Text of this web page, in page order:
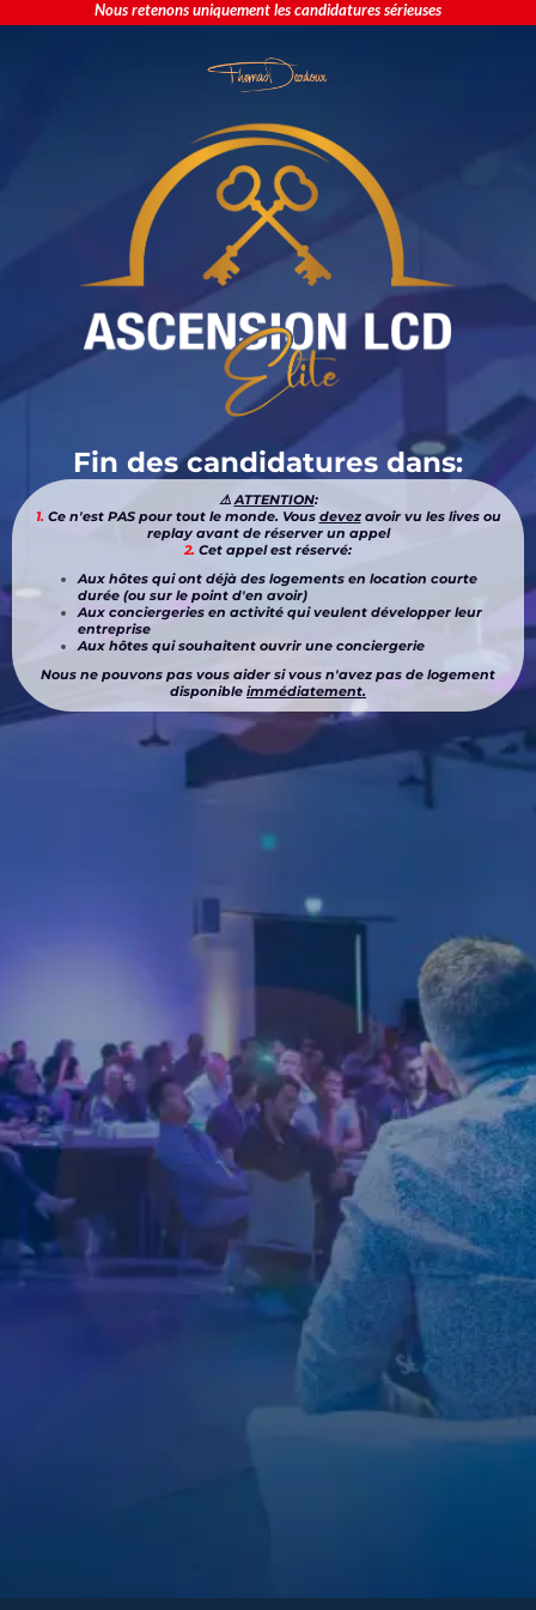
Nous retenons uniquement les candidatures sérieuses
Fin des candidatures dans:
⚠️ ATTENTION:
1. Ce n'est PAS pour tout le monde. Vous devezavoir vu les lives ou
replay avant de réserver un appel
2. Cet appel est réservé:
Aux hôtes qui ont déjà des logements en location courte
durée (ou sur le point d'en avoir)
Aux conciergeries en activité qui veulent développer leur
entreprise
Aux hôtes qui souhaitent ouvrir une conciergerie
Nous ne pouvons pas vous aider si vous n'avez pas de logement
disponible immédiatement.